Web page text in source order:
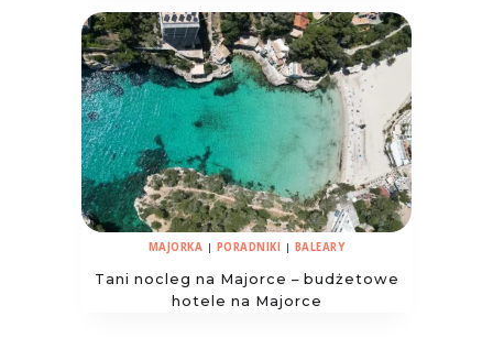
MAJORKA | PORADNIKI | BALEARY
Tani nocleg na Majorce – budżetowe
hotele na Majorce